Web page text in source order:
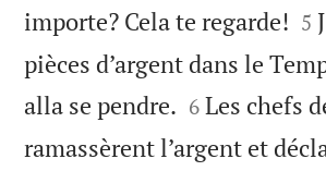
importe? Cela te regarde! 

5
pièces d’argent dans le
alla se pendre. 

6 Les chefs
ramassèrent l’argent et